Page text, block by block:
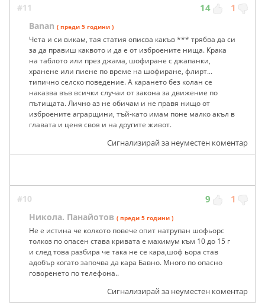
#11 14 1
Banan ( преди 5 години )
Чета и си викам, тая статия описва какъв *** трябва да си
за да правиш каквото и да е от изброените нища. Крака
на таблото или през джама, шофиране с джапанки,
хранене или пиене по време на шофиране, флирт...
типично селско поведение. А карането без колан се
наказва във всички случаи от закона за движение по
пътищата. Лично аз не обичам и не правя нищо от
изброените аграрщини, тъй-като имам поне малко акъл в
главата и ценя своя и на другите живот.
Сигнализирай за неуместен коментар
#10 9 1
Никола. Панайотов ( преди 5 години )
Не е истина че колкото повече опит натрупан шофьорс
толкоз по опасен става кривата е махимум към 10 до 15 г
и след това разбира че така не се кара,шоф ьора став
адобър когато започва да кара Бавно. Много по опасно
говоренето по телефона..
Сигнализирай за неуместен коментар